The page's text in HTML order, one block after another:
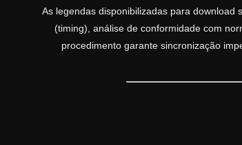
As legendas disponibilizadas para download
(timing), análise de conformidade com
procedimento garante sincronização